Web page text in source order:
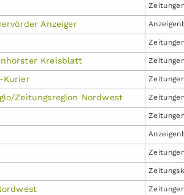
Anzeiger
Kreisblatt
Kurier
Zeitungsregion Nordwest